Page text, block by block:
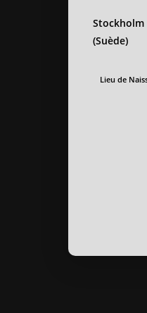
Stockholm
(Suède)
Lieu de